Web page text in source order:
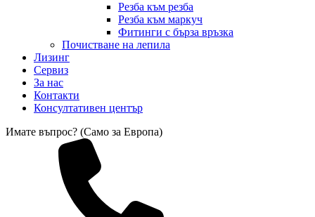
Резба към резба
Резба към маркуч
Фитинги с бърза връзка
Почистване на лепила
Лизинг
Сервиз
За нас
Контакти
Консултативен център
Имате въпрос? (Само за Европа)